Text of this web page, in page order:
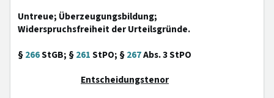
Untreue; Überzeugungsbildung;
Widerspruchsfreiheit der Urteilsgründe.
§266StGB; §261StPO; §267Abs. 3 StPO
Entscheidungstenor